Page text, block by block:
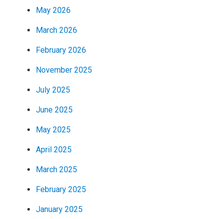
May 2026
March 2026
February 2026
November 2025
July 2025
June 2025
May 2025
April 2025
March 2025
February 2025
January 2025